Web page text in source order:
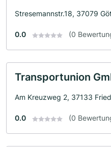
Stresemannstr.18, 37079
0.0 (0
Transportunion
Am Kreuzweg 2, 37133
0.0 (0